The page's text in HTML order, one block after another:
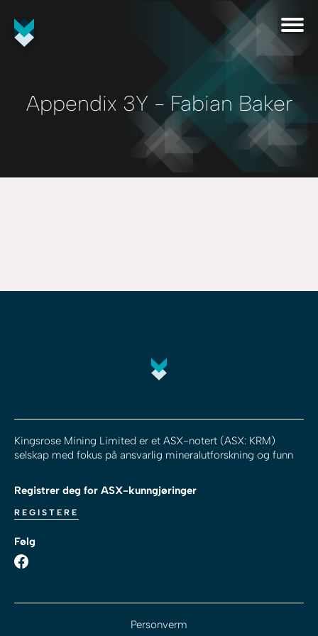
Appendix 3Y - Fabian Baker
Kingsrose Mining Limited er et ASX-notert (ASX: KRM)
selskap med fokus på ansvarlig mineralutforskning og funn
Registrer deg for ASX-kunngjøringer
REGISTERE
Følg
Personverm